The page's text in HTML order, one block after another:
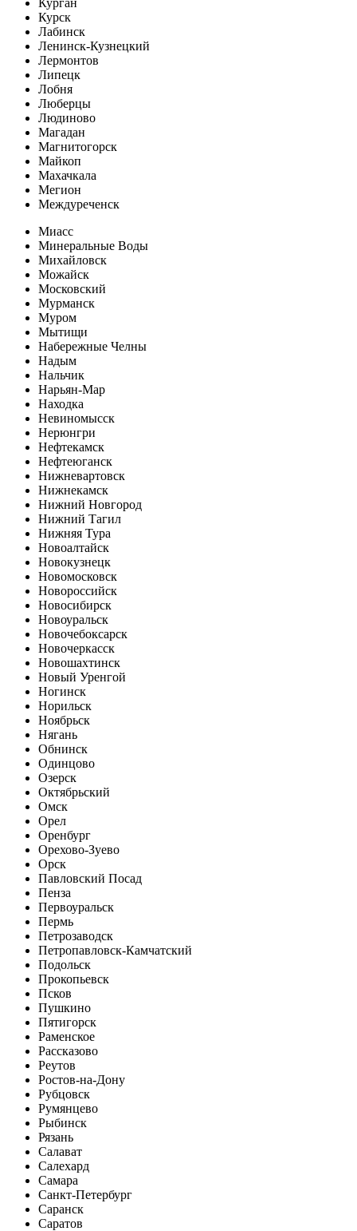
Курск
Лабинск
Ленинск-Кузнецкий
Лермонтов
Липецк
Лобня
Люберцы
Людиново
Магадан
Магнитогорск
Майкоп
Махачкала
Мегион
Междуреченск
Миасс
Минеральные Воды
Михайловск
Можайск
Московский
Мурманск
Муром
Мытищи
Набережные Челны
Надым
Нальчик
Нарьян-Мар
Находка
Невиномысск
Нерюнгри
Нефтекамск
Нефтеюганск
Нижневартовск
Нижнекамск
Нижний Новгород
Нижний Тагил
Нижняя Тура
Новоалтайск
Новокузнецк
Новомосковск
Новороссийск
Новосибирск
Новоуральск
Новочебоксарск
Новочеркасск
Новошахтинск
Новый Уренгой
Ногинск
Норильск
Ноябрьск
Нягань
Обнинск
Одинцово
Озерск
Октябрьский
Омск
Орел
Оренбург
Орехово-Зуево
Орск
Павловский Посад
Пенза
Первоуральск
Пермь
Петрозаводск
Петропавловск-Камчатский
Подольск
Прокопьевск
Псков
Пушкино
Пятигорск
Раменское
Рассказово
Реутов
Ростов-на-Дону
Рубцовск
Румянцево
Рыбинск
Рязань
Салават
Салехард
Самара
Санкт-Петербург
Саранск
Саратов